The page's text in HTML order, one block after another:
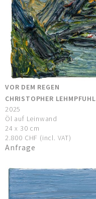
VOR DEM REGEN
CHRISTOPHER LEHMPFUHL
2025
Öl auf Leinwand
24 x 30 cm
2.800 CHF (incl. VAT)
Anfrage